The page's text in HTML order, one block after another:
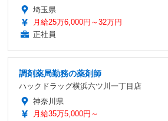
埼玉県
月給25万6,000円～32万円
正社員
調剤薬局勤務の薬剤師
ハックドラッグ横浜六ツ川一丁目店
神奈川県
月給35万5,000円～